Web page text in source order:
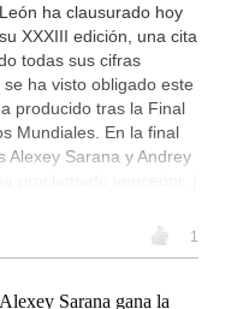
León ha clausurado hoy
su XXXIII edición, una cita
todas sus cifras
ha visto obligado este
producido tras la Final
Mundiales. En la final
Alexey Sarana y Andrey
1
Alexey Sarana gana la